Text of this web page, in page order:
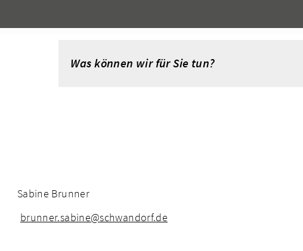
Sabine Brunner
brunner.sabine@schwandorf.de